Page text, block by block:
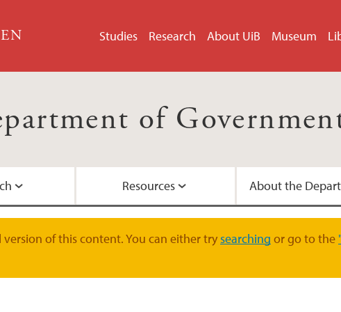
Studies Research About UiB Museum
of
Resources About the
of this content. You can either trysearching or go to the